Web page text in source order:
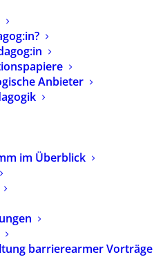
Anbieter
im Überblick
barrierearmer Vorträge